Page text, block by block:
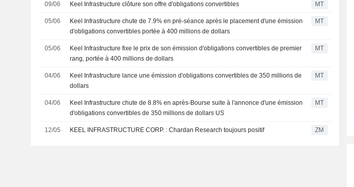
09/06 Keel Infrastructure clôture son offre d'obligations convertibles MT
05/06
Keel Infrastructure chute de 7.9% en pré-séance après le placement d'une émission
d'obligations convertibles portée à 400 millions de dollars
MT
05/06
Keel Infrastructure fixe le prix de son émission d'obligations convertibles de premier
rang, portée à 400 millions de dollars
MT
04/06
Keel Infrastructure lance une émission d'obligations convertibles de 350 millions de
dollars
MT
04/06
Keel Infrastructure chute de 8.8% en après-Bourse suite à l'annonce d'une émission
d'obligations convertibles de 350 millions de dollars US
MT
12/05 KEEL INFRASTRUCTURE CORP. : Chardan Research toujours positif ZM